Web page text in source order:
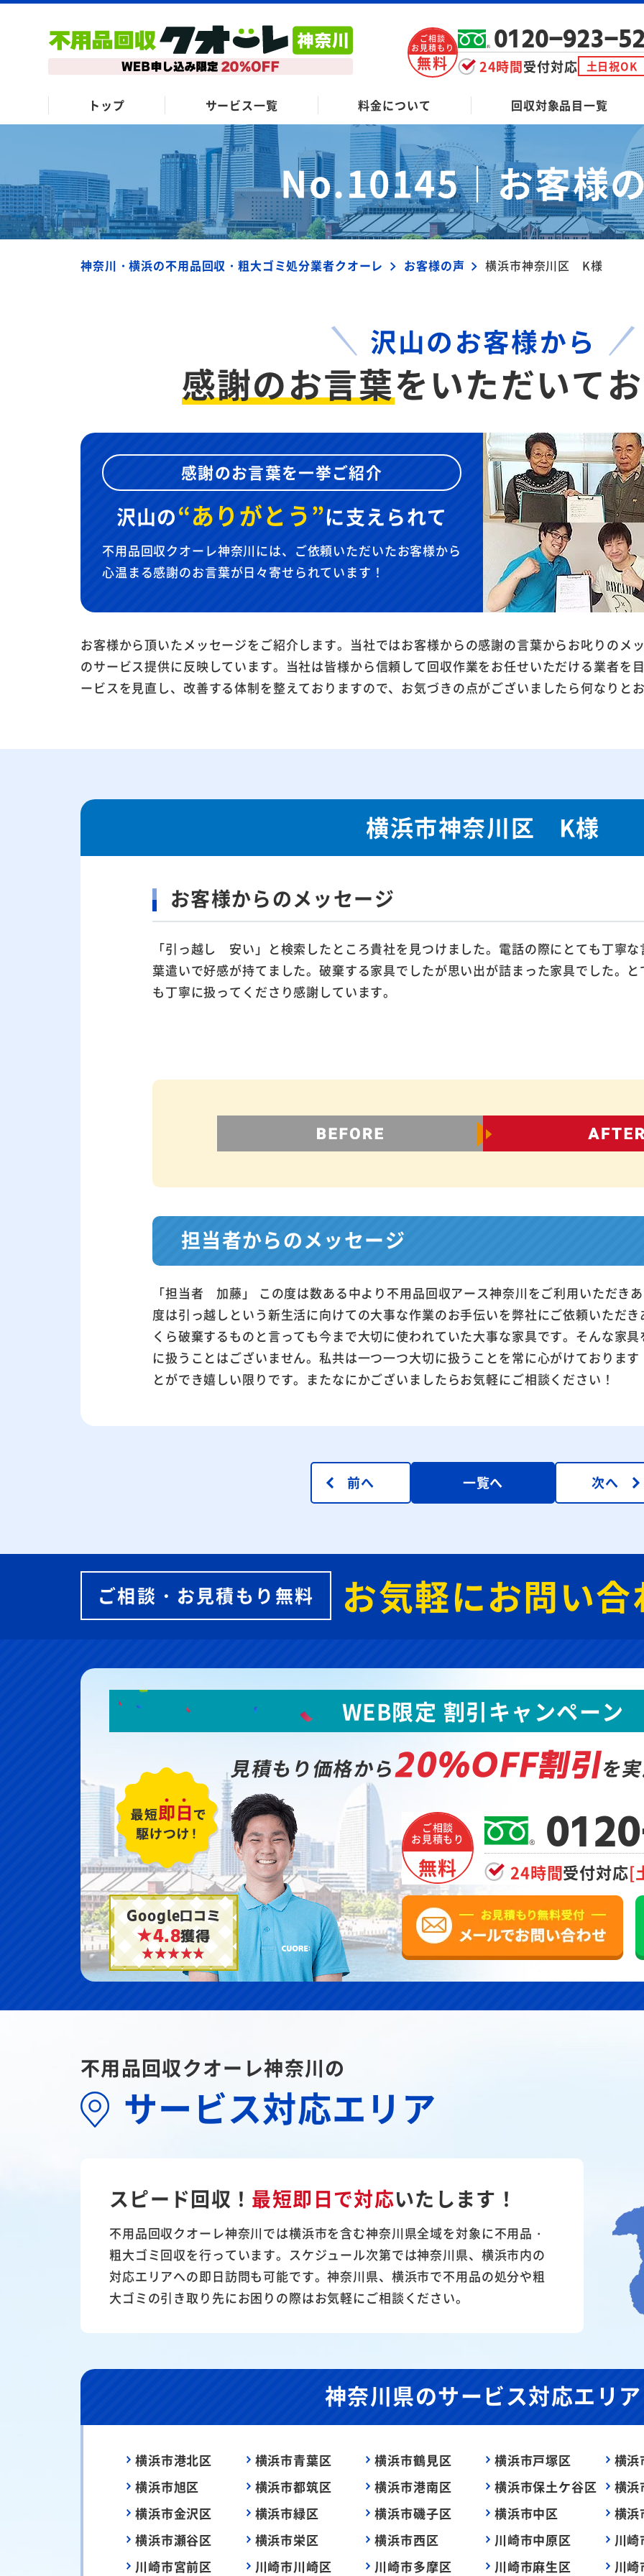
ご相談
お見積もり
無料
0120-923-
24時間受付対応 土日祝OK
トップ サービス一覧 料金について 回収対象品目一覧
No.10145｜お客様
神奈川・横浜の不用品回収・粗大ゴミ処分業者クオーレ お客様の声 横浜市神奈川区 K様
沢山のお客様から
感謝のお言葉をいただいて
感謝のお言葉を一挙ご紹介
沢山の“ありがとう”に支えられて
不用品回収クオーレ神奈川には、ご依頼いただいたお客様から
心温まる感謝のお言葉が日々寄せられています！
お客様から頂いたメッセージをご紹介します。当社ではお客様からの感謝の言葉からお叱りのメ
のサービス提供に反映しています。当社は皆様から信頼して回収作業をお任せいただける業者を
ービスを見直し、改善する体制を整えておりますので、お気づきの点がございましたら何なりと
横浜市神奈川区 K様
お客様からのメッセージ
「引っ越し 安い」と検索したところ貴社を見つけました。電話の際にとても丁寧な
葉遣いで好感が持てました。破棄する家具でしたが思い出が詰まった家具でした。と
も丁寧に扱ってくださり感謝しています。
担当者からのメッセージ
「担当者 加藤」 この度は数ある中より不用品回収アース神奈川をご利用いただき
度は引っ越しという新生活に向けての大事な作業のお手伝いを弊社にご依頼いただ
くら破棄するものと言っても今まで大切に使われていた大事な家具です。そんな家
に扱うことはございません。私共は一つ一つ大切に扱うことを常に心がけておりま
とができ嬉しい限りです。またなにかございましたらお気軽にご相談ください！
前へ 一覧へ 次へ
ご相談・お見積もり無料 お気軽にお問い
Google口コミ
★4.8獲得
WEB限定 割引キャンペーン
見積もり価格から20%OFF割引を
ご相談
お見積もり
無料 24時間受付対応[
不用品回収クオーレ神奈川の
サービス対応エリア
スピード回収！ 最短即日で対応いたします！
不用品回収クオーレ神奈川では横浜市を含む神奈川県全域を対象に不用品・
粗大ゴミ回収を行っています。スケジュール次第では神奈川県、横浜市内の
対応エリアへの即日訪問も可能です。神奈川県、横浜市で不用品の処分や粗
大ゴミの引き取り先にお困りの際はお気軽にご相談ください。
神奈川県のサービス対応エリア
横浜市港北区 横浜市青葉区 横浜市鶴見区 横浜市戸塚区
横浜
横浜市旭区
横浜市都筑区 横浜市港南区 横浜市保土ケ谷区
横浜
横浜市金沢区
横浜市緑区 横浜市磯子区 横浜市中区
横浜
横浜市瀬谷区
横浜市栄区 横浜市西区 川崎市中原区
川
川崎市宮前区
川崎市川崎区 川崎市多摩区 川崎市麻生区 川